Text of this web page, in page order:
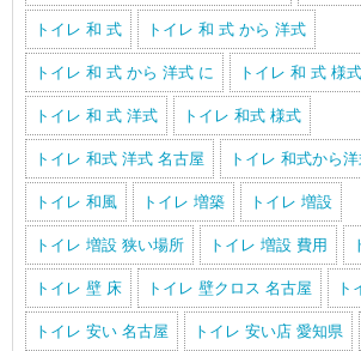
トイレ 和 式 トイレ 和 式 から 洋式
トイレ 和 式 から 洋式 に トイレ 和 式 様式
トイレ 和 式 洋式 トイレ 和式 様式
トイレ 和式 洋式 名古屋 トイレ 和式から
トイレ 和風 トイレ 増築 トイレ 増設
トイレ 増設 狭い場所 トイレ 増設 費用
トイレ 壁 床 トイレ 壁クロス 名古屋 ト
トイレ 安い 名古屋 トイレ 安い店 愛知県